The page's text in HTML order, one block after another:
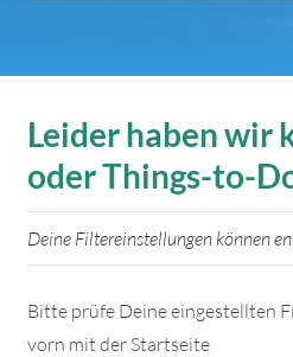
Leider haben wir
oder Things-to-
Deine Filtereinstellungen können
Bitte prüfe Deine eingestellten
vorn mit der Startseite